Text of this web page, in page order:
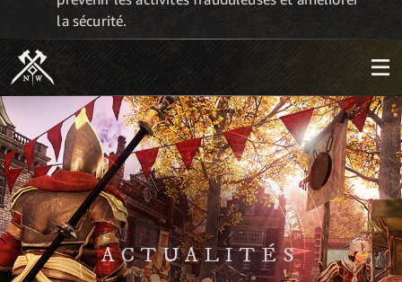
la sécurité.
ACTUALITÉS